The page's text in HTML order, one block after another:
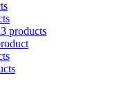
3 products